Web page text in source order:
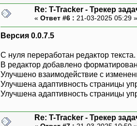
Re: T-Tracker - Трекер
« Ответ #6 : 21-03-2025 05:29
Версия 0.0.7.5
С нуля переработан редактор текста.
В редактор добавлено
Улучшено взаимодействие с
Улучшена адаптивность страницы
Улучшена адаптивность страницы
Re: T-Tracker - Трекер